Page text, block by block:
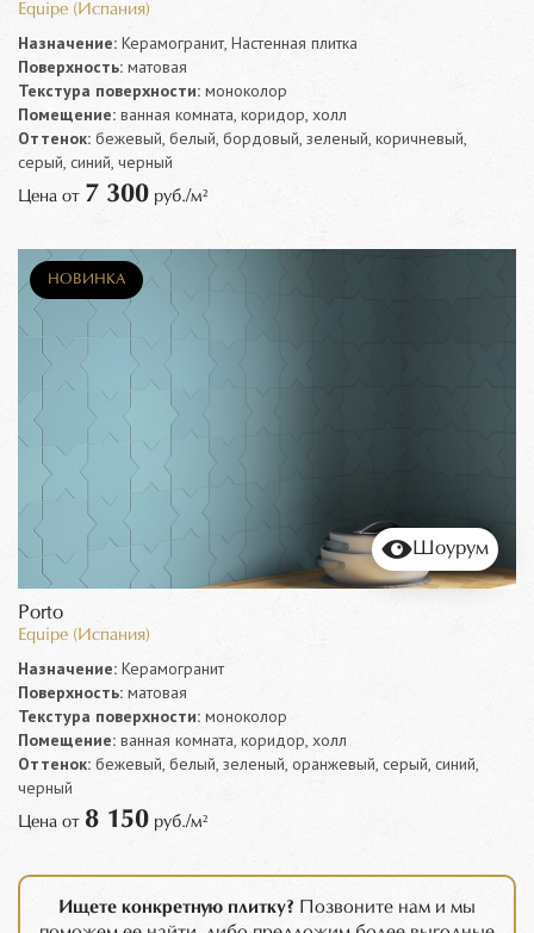
Equipe (Испания)
Назначение: Керамогранит, Настенная плитка
Поверхность: матовая
Текстура поверхности: моноколор
Помещение: ванная комната, коридор, холл
Оттенок: бежевый, белый, бордовый, зеленый, коричневый,
серый, синий, черный
Цена от 7 300 руб./м²
НОВИНКА
Шоурум
Porto
Equipe (Испания)
Назначение: Керамогранит
Поверхность: матовая
Текстура поверхности: моноколор
Помещение: ванная комната, коридор, холл
Оттенок: бежевый, белый, зеленый, оранжевый, серый, синий,
черный
Цена от 8 150 руб./м²
Ищете конкретную плитку? Позвоните нам и мы